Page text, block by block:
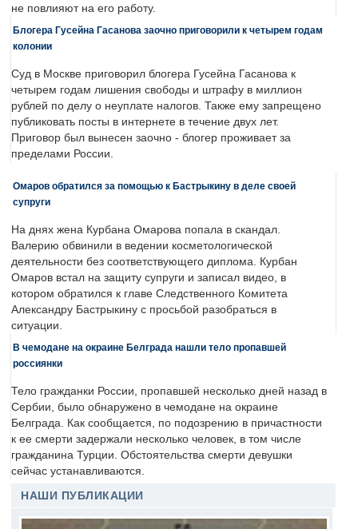
не повлияют на его работу.
Блогера Гусейна Гасанова заочно приговорили к четырем годам
колонии
Суд в Москве приговорил блогера Гусейна Гасанова к
четырем годам лишения свободы и штрафу в миллион
рублей по делу о неуплате налогов. Также ему запрещено
публиковать посты в интернете в течение двух лет.
Приговор был вынесен заочно - блогер проживает за
пределами России.
Омаров обратился за помощью к Бастрыкину в деле своей
супруги
На днях жена Курбана Омарова попала в скандал.
Валерию обвинили в ведении косметологической
деятельности без соответствующего диплома. Курбан
Омаров встал на защиту супруги и записал видео, в
котором обратился к главе Следственного Комитета
Александру Бастрыкину с просьбой разобраться в
ситуации.
В чемодане на окраине Белграда нашли тело пропавшей
россиянки
Тело гражданки России, пропавшей несколько дней назад в
Сербии, было обнаружено в чемодане на окраине
Белграда. Как сообщается, по подозрению в причастности
к ее смерти задержали несколько человек, в том числе
гражданина Турции. Обстоятельства смерти девушки
сейчас устанавливаются.
НАШИ ПУБЛИКАЦИИ